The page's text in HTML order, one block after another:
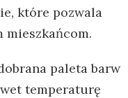
które pozwala‌
mieszkańcom.
paleta barw
temperaturę